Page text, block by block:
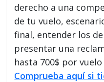
derecho a una
de tu vuelo,
final, entender los
presentar una
hasta 700$ por
Comprueba aquí si